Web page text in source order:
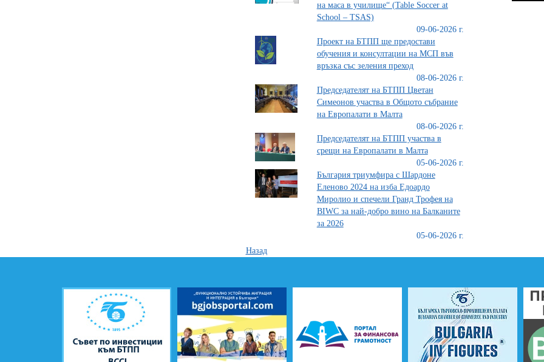
на маса в училище“ (Table Soccer at
School – TSAS)
09-06-2026 г.
Проект на БТПП ще предостави
обучения и консултации на МСП във
връзка със зеления преход
08-06-2026 г.
Председателят на БТПП Цветан
Симеонов участва в Общото събрание
на Европалати в Малта
08-06-2026 г.
Председателят на БТПП участва в
срещи на Европалати в Малта
05-06-2026 г.
България триумфира с Шардоне
Еленово 2024 на изба Едоардо
Миролио и спечели Гранд Трофея на
BIWC за най-добро вино на Балканите
за 2026
05-06-2026 г.
Назад